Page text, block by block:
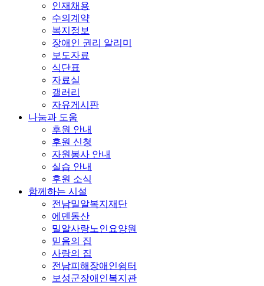
인재채용
수의계약
복지정보
장애인 권리 알리미
보도자료
식단표
자료실
갤러리
자유게시판
나눔과 도움
후원 안내
후원 신청
자원봉사 안내
실습 안내
후원 소식
함께하는 시설
전남밀알복지재단
에덴동산
밀알사랑노인요양원
믿음의 집
사랑의 집
전남피해장애인쉼터
보성군장애인복지관